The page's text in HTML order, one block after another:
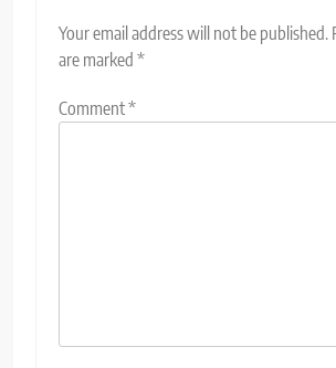
Your email address will not be published.
are marked *
Comment*